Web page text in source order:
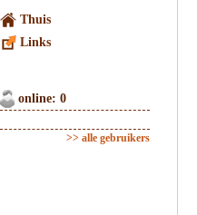
Thuis
Links
online: 0
>> alle gebruikers